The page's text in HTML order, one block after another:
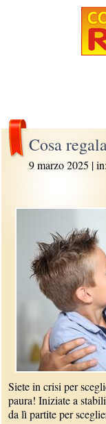
Cosa
9 marzo 2025 |
Siete in crisi per
paura! Iniziate a
da lì partite per